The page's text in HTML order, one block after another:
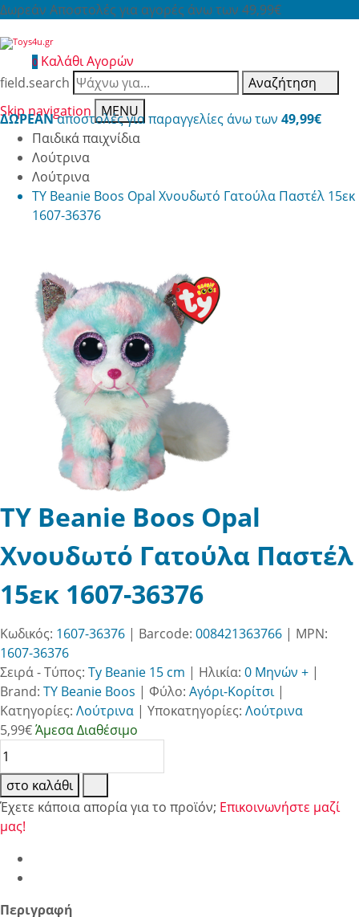
Δωρεάν Αποστολές για αγορές άνω των 49,99€
0 Καλάθι Αγορών
field.search
Αναζήτηση
Skip navigation
MENU
ΔΩΡΕΑΝαποστολές για παραγγελίες άνω των 49,99€
Παιδικά παιχνίδια
Λούτρινα
Λούτρινα
TY Beanie Boos Opal Χνουδωτό Γατούλα Παστέλ 15εκ
1607-36376
TY Beanie Boos Opal
Χνουδωτό Γατούλα Παστέλ
15εκ 1607-36376
Κωδικός: 1607-36376 | Barcode: 008421363766 | MPN:
1607-36376
Σειρά - Τύπος: Ty Beanie 15 cm | Ηλικία: 0 Μηνών + |
Brand: TY Beanie Boos | Φύλο: Αγόρι-Κορίτσι|
Κατηγορίες: Λούτρινα | Υποκατηγορίες: Λούτρινα
5,99€Άμεσα Διαθέσιμο
στο καλάθι
Έχετε κάποια απορία για το προϊόν; Επικοινωνήστε μαζί
μας!
Περιγραφή